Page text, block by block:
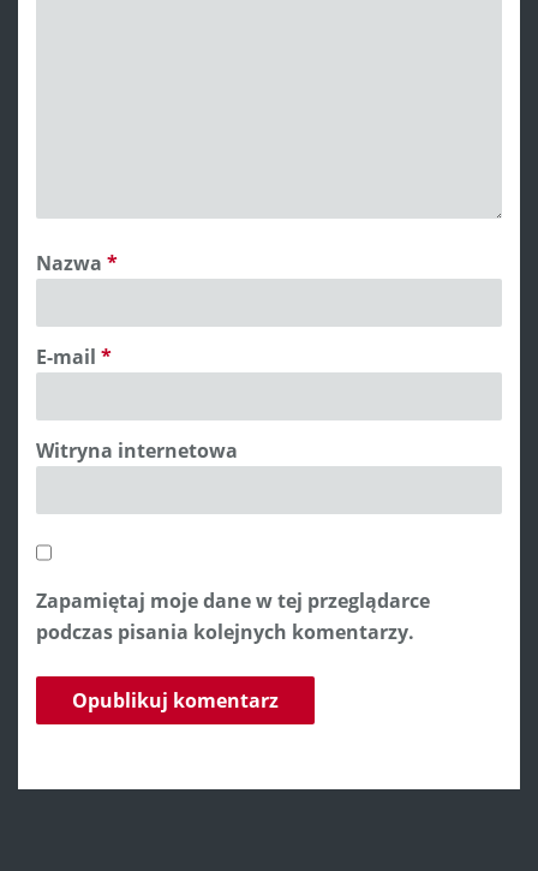
Nazwa *
E-mail *
Witryna internetowa
Zapamiętaj moje dane w tej przeglądarce
podczas pisania kolejnych komentarzy.